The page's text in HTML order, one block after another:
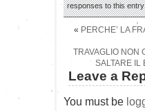
responses to this
« PERCHE’ LA
TRAVAGLIO NON
SALTARE IL
Leave a
You must be